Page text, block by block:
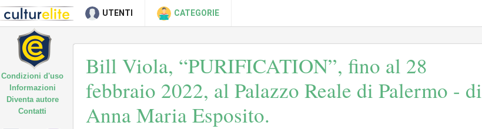
UTENTI CATEGORIE
Bill Viola, “PURIFICATION”, fino al 28
febbraio 2022, al Palazzo Reale di Palermo - di
Anna Maria Esposito.
Condizioni d'uso
Informazioni
Diventa autore
Contatti